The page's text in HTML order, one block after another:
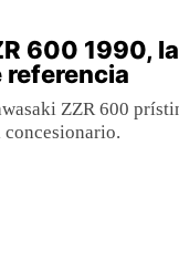
600 1990, la
ZZR 600
concesionario.